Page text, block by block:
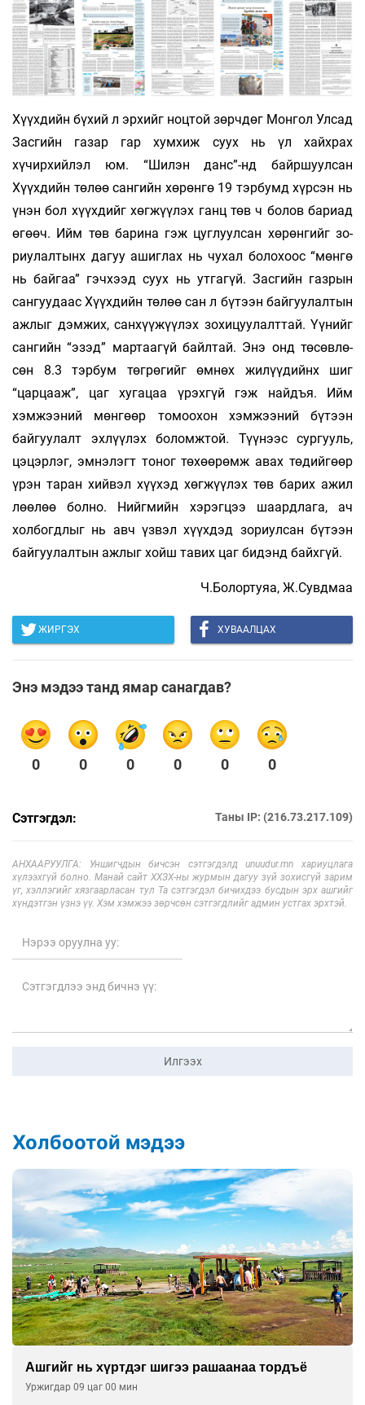
Хүүхдийн бүхий л эрхийг ноцтой зөрчдөг Монгол Улсад
Засгийн газар гар хумхиж суух нь үл хайхрах
хүчирхийлэл юм. “Шилэн данс”-нд байршуулсан
Хүүхдийн төлөө сангийн хө­рөнгө 19 тэрбумд хүрсэн нь
үнэн бол хүүхдийг хөг­­­жүүлэх ганц төв ч болов бариад
өгөөч. Ийм төв барина гэж цуглуулсан хөрөнгийг зо­­­
риу­­лалтынх дагуу ашиглах нь чухал боло­­­хоос “мөнгө
нь байгаа” гэчхээд суух нь утга­гүй. Засгийн газрын
сангуудаас Хүүх­дийн тө­­­лөө сан л бүтээн байгуулалтын
ажлыг дэм­­жих, санхүүжүүлэх зохицуулалттай. Үү­нийг
сан­гийн “эзэд” мартаагүй байлтай. Энэ онд төсөвлө­
сөн 8.3 тэрбум төгрөгийг өмнөх жи­лүү­дийнх шиг
“царцааж”, цаг хугацаа үрэх­гүй гэж найдъя. Ийм
хэмжээний мөнгөөр то­моо­­хон хэм­жээ­ний бүтээн
байгуулалт эхлүү­лэх бо­ломж­той. Түүнээс сургууль,
цэцэрлэг, эмнэ­­лэгт то­­ног төхөөрөмж авах төдийгөөр
үрэн таран хийвэл хүүхэд хөгжүүлэх төв ба­рих ажил
лөөлөө болно. Нийгмийн хэрэгцээ шаард­лага, ач
холбогдлыг нь авч үзвэл хүүхдэд зо­­­­риулсан бүтээн
байгуулалтын ажлыг хойш тавих цаг бидэнд байхгүй.
Ч.Болортуяа, Ж.Сувдмаа
ЖИРГЭХ ХУВААЛЦАХ
Энэ мэдээ танд ямар санагдав?
0 0 0 0 0 0
Сэтгэгдэл: Таны IP: (216.73.217.109)
АНХААРУУЛГА: Уншигчдын бичсэн сэтгэгдэлд unuudur.mn хариуцлага
хүлээхгүй болно. Манай сайт ХХЗХ-ны журмын дагуу зүй зохисгүй зарим
үг, хэллэгийг хязгаарласан тул Та сэтгэгдэл бичихдээ бусдын эрх ашгийг
хүндэтгэн үзнэ үү. Хэм хэмжээ зөрчсөн сэтгэгдлийг админ устгах эрхтэй.
Илгээх
Холбоотой мэдээ
Ашгийг нь хүртдэг шигээ рашаанаа тордъё
Уржигдар 09 цаг 00 мин